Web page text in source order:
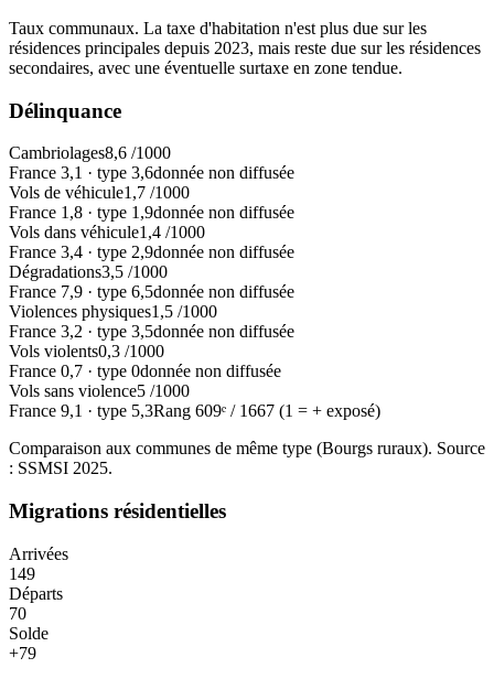
Taux communaux. La taxe d'habitation n'est plus due sur les
résidences principales depuis 2023, mais reste due sur les résidences
secondaires, avec une éventuelle surtaxe en zone tendue.
Délinquance
Cambriolages8,6 /1000
France 3,1 · type 3,6donnée non diffusée
Vols de véhicule1,7 /1000
France 1,8 · type 1,9donnée non diffusée
Vols dans véhicule1,4 /1000
France 3,4 · type 2,9donnée non diffusée
Dégradations3,5 /1000
France 7,9 · type 6,5donnée non diffusée
Violences physiques1,5 /1000
France 3,2 · type 3,5donnée non diffusée
Vols violents0,3 /1000
France 0,7 · type 0donnée non diffusée
Vols sans violence5 /1000
France 9,1 · type 5,3Rang 609ᵉ / 1667 (1 = + exposé)
Comparaison aux communes de même type (Bourgs ruraux). Source
: SSMSI 2025.
Migrations résidentielles
Arrivées
149
Départs
70
Solde
+79